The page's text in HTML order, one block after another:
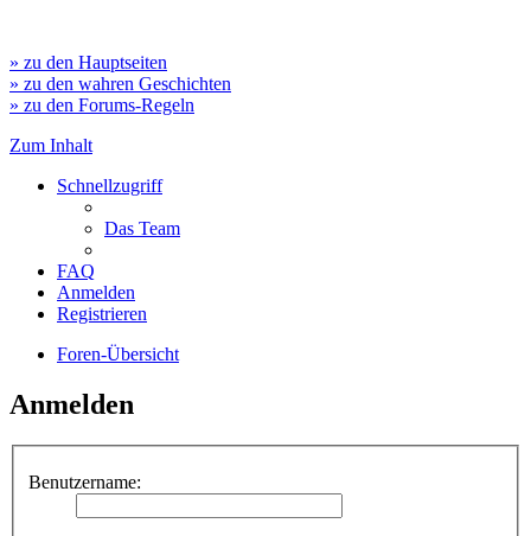
» zu den Hauptseiten
» zu den wahren Geschichten
» zu den Forums-Regeln
Zum Inhalt
Schnellzugriff
Das Team
FAQ
Anmelden
Registrieren
Foren-Übersicht
Anmelden
Benutzername: